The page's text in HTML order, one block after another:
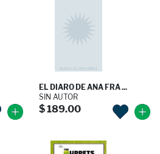
EL DIARO DE ANA FRA ...
SIN AUTOR
$ 189.00